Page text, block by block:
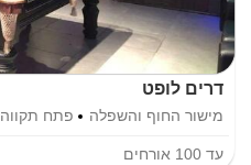
דרים לופט
מישור החוף והשפלה פתח תקווה
עד 100 אורחים